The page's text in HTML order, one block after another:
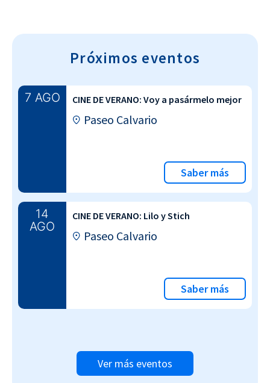
Próximos eventos
7 AGO CINE DE VERANO: Voy a pasármelo mejor
Paseo Calvario
Saber más
14
AGO
CINE DE VERANO: Lilo y Stich
Paseo Calvario
Saber más
Ver más eventos